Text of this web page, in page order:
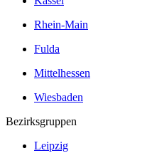
Rhein-Main
Fulda
Mittelhessen
Wiesbaden
Bezirksgruppen
Leipzig